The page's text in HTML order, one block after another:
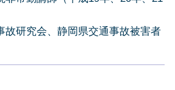
研究会、静岡県交通事故被害者